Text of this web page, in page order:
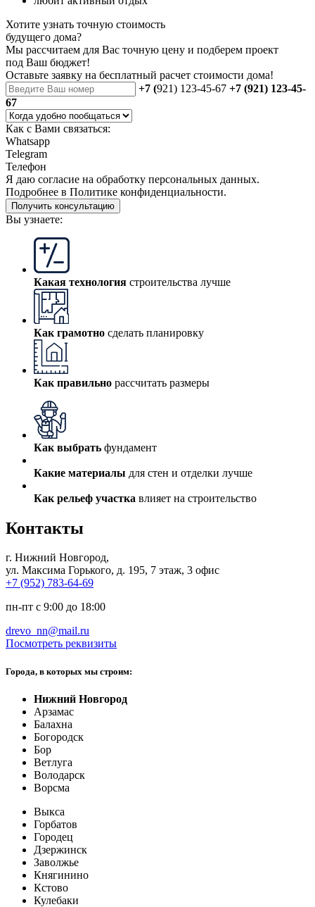
Хотите узнать точную стоимость
будущего дома?
Мы рассчитаем для Вас точную цену и подберем проект
под Ваш бюджет!
Оставьте заявку на бесплатный расчет стоимости дома!
+7 (921) 123-45-67 +7 (921) 123-45-
67
Как с Вами связаться:
Whatsapp
Telegram
Телефон
Я даю согласие на обработку персональных данных.
Подробнее в Политике конфиденциальности.
Получить консультацию
Вы узнаете:
Какая технология строительства лучше
Как грамотно сделать планировку
Как правильно рассчитать размеры
Как выбрать фундамент
Какие материалы для стен и отделки лучше
Как рельеф участка влияет на строительство
Контакты
г. Нижний Новгород,
ул. Максима Горького, д. 195, 7 этаж, 3 офис
+7 (952) 783-64-69
пн-пт с 9:00 до 18:00
drevo_nn@mail.ru
Посмотреть реквизиты
Города, в которых мы строим:
Нижний Новгород
Арзамас
Балахна
Богородск
Бор
Ветлуга
Володарск
Ворсма
Выкса
Горбатов
Городец
Дзержинск
Заволжье
Княгинино
Кстово
Кулебаки